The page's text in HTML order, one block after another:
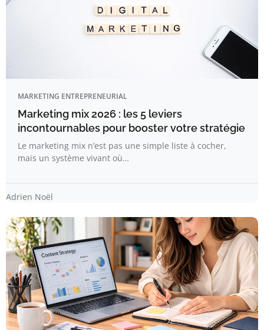
MARKETING ENTREPRENEURIAL
Marketing mix 2026 : les 5 leviers
incontournables pour booster votre stratégie
Le marketing mix n’est pas une simple liste à cocher,
mais un système vivant où…
Adrien Noël